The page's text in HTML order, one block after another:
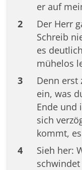
er auf
2
Der Herr
Schreib
es
mühelos
3
Denn
ein, was
Ende und
sich
kommt,
4
Sieh her: